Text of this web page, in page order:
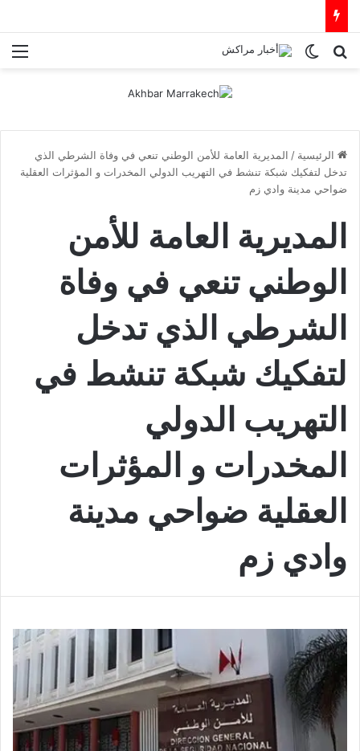
بحث عنالوضع المظلم
الرئيسية / المديرية العامة للأمن الوطني تنعي في وفاة الشرطي الذي
تدخل لتفكيك شبكة تنشط في التهريب الدولي المخدرات و المؤثرات العقلية
ضواحي مدينة وادي زم
المديرية العامة للأمن
الوطني تنعي في وفاة
الشرطي الذي تدخل
لتفكيك شبكة تنشط في
التهريب الدولي
المخدرات و المؤثرات
العقلية ضواحي مدينة
وادي زم